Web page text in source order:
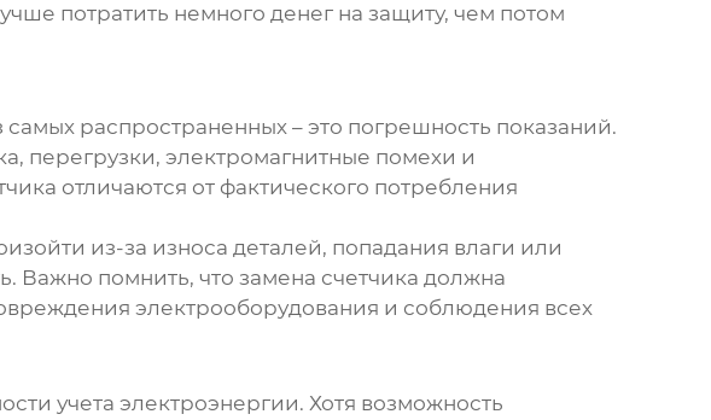
потратить немного денег на защиту, чем потом
распространенных – это погрешность показаний.
перегрузки, электромагнитные помехи и
отличаются от фактического потребления
из-за износа деталей, попадания влаги или
Важно помнить, что замена счетчика должна
электрооборудования и соблюдения всех
учета электроэнергии. Хотя возможность